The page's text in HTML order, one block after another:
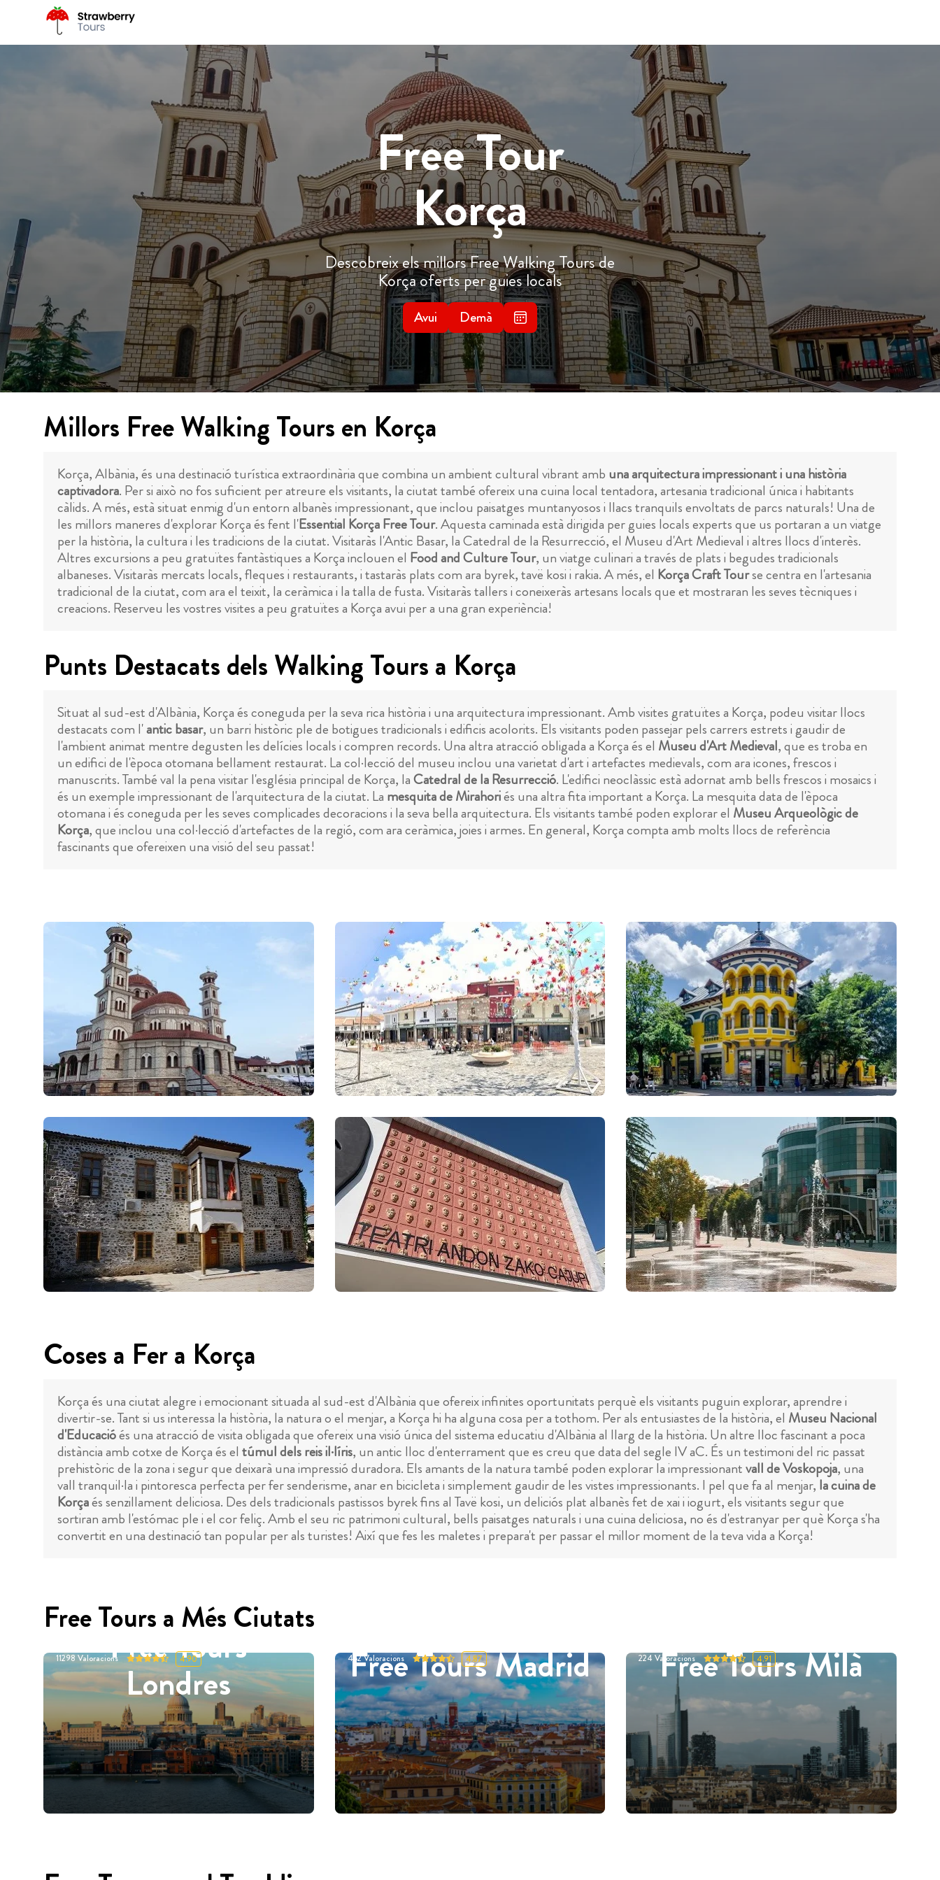
Free Tour
Korça
Descobreix els millors Free Walking Tours de
Korça oferts per guies locals
Avui Demà
Millors Free Walking Tours en Korça
Korça, Albània, és una destinació turística extraordinària que combina un ambient cultural vibrant amb una arquitectura impressionant i una història
captivadora. Per si això no fos suficient per atreure els visitants, la ciutat també ofereix una cuina local tentadora, artesania tradicional única i habitants
càlids. A més, està situat enmig d'un entorn albanès impressionant, que inclou paisatges muntanyosos i llacs tranquils envoltats de parcs naturals! Una de
les millors maneres d'explorar Korça és fent l'Essential Korça Free Tour. Aquesta caminada està dirigida per guies locals experts que us portaran a un viatge
per la història, la cultura i les tradicions de la ciutat. Visitaràs l'Antic Basar, la Catedral de la Resurrecció, el Museu d'Art Medieval i altres llocs d'interès.
Altres excursions a peu gratuïtes fantàstiques a Korça inclouen el Food and Culture Tour, un viatge culinari a través de plats i begudes tradicionals
albaneses. Visitaràs mercats locals, fleques i restaurants, i tastaràs plats com ara byrek, tavë kosi i rakia. A més, el Korça Craft Tourse centra en l'artesania
tradicional de la ciutat, com ara el teixit, la ceràmica i la talla de fusta. Visitaràs tallers i coneixeràs artesans locals que et mostraran les seves tècniques i
creacions. Reserveu les vostres visites a peu gratuïtes a Korça avui per a una gran experiència!
Punts Destacats dels Walking Tours a Korça
Situat al sud-est d'Albània, Korça és coneguda per la seva rica història i una arquitectura impressionant. Amb visites gratuïtes a Korça, podeu visitar llocs
destacats com l'antic basar, un barri històric ple de botigues tradicionals i edificis acolorits. Els visitants poden passejar pels carrers estrets i gaudir de
l'ambient animat mentre degusten les delícies locals i compren records. Una altra atracció obligada a Korça és el Museu d'Art Medieval, que es troba en
un edifici de l'època otomana bellament restaurat. La col·lecció del museu inclou una varietat d'art i artefactes medievals, com ara icones, frescos i
manuscrits. També val la pena visitar l'església principal de Korça, laCatedral de la Resurrecció. L'edifici neoclàssic està adornat amb bells frescos i mosaics i
és un exemple impressionant de l'arquitectura de la ciutat. La mesquita de Mirahoriés una altra fita important a Korça. La mesquita data de l'època
otomana i és coneguda per les seves complicades decoracions i la seva bella arquitectura. Els visitants també poden explorar el Museu Arqueològic de
Korça, que inclou una col·lecció d'artefactes de la regió, com ara ceràmica, joies i armes. En general, Korça compta amb molts llocs de referència
fascinants que ofereixen una visió del seu passat!
Coses a Fer a Korça
Korça és una ciutat alegre i emocionant situada al sud-est d'Albània que ofereix infinites oportunitats perquè els visitants puguin explorar, aprendre i
divertir-se. Tant si us interessa la història, la natura o el menjar, a Korça hi ha alguna cosa per a tothom. Per als entusiastes de la història, el Museu Nacional
d'Educacióés una atracció de visita obligada que ofereix una visió única del sistema educatiu d'Albània al llarg de la història. Un altre lloc fascinant a poca
distància amb cotxe de Korça és el túmul dels reis il·líris, un antic lloc d'enterrament que es creu que data del segle IV aC. És un testimoni del ric passat
prehistòric de la zona i segur que deixarà una impressió duradora. Els amants de la natura també poden explorar la impressionantvall de Voskopoja, una
vall tranquil·la i pintoresca perfecta per fer senderisme, anar en bicicleta i simplement gaudir de les vistes impressionants. I pel que fa al menjar, la cuina de
Korçaés senzillament deliciosa. Des dels tradicionals pastissos byrek fins al Tavë kosi, un deliciós plat albanès fet de xai i iogurt, els visitants segur que
sortiran amb l'estómac ple i el cor feliç. Amb el seu ric patrimoni cultural, bells paisatges naturals i una cuina deliciosa, no és d'estranyar per què Korça s'ha
convertit en una destinació tan popular per als turistes! Així que fes les maletes i prepara't per passar el millor moment de la teva vida a Korça!
Free Tours a Més Ciutats
Free Tours
Londres
11298 Valoracions 4.90 Free Tours Madrid
452Valoracions 4.87 Free Tours Milà
224 Valoracions 4.91